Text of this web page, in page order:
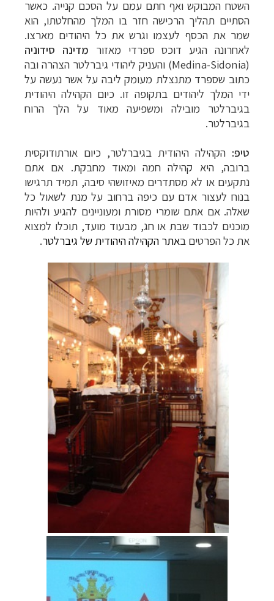
השטח המבוקש ואף חתם עמם על הסכם קנייה. כאשר
הסתיים תהליך הרכישה חזר בו המלך מהחלטתו, הוא
שמר את הכסף לעצמו וגרש את כל היהודים מארצו.
לאחרונה הגיע דוכס ספרדי מאזור מדינה סידוניה
(
Medina-Sidonia) והעניק ליהודי גיברלטר הצהרה ובה
כתוב שספרד מתנצלת מעומק ליבה על אשר נעשה על
ידי המלך ליהודים בתקופה זו. כיום הקהילה היהודית
בגיברלטר מובילה ומשפיעה מאוד על הלך הרוח
בגיברלטר.
טיפ: הקהילה היהודית בגיברלטר, כיום אורתודוקסית
ברובה, היא קהילה חמה ומאוד מחבקת. אם אתם
נתקעים או לא מסתדרים מאיזושהי סיבה, תמיד תרגישו
בנוח לעצור אדם עם כיפה ברחוב על מנת לשאול כל
שאלה. אם אתם שומרי מסורת ומעוניינים להגיע ולהיות
מוכנים לכבוד שבת או חג, מבעוד מועד, תוכלו למצוא
את כל הפרטים באתר הקהילההיהודית של גיברלטר.
היעדים »